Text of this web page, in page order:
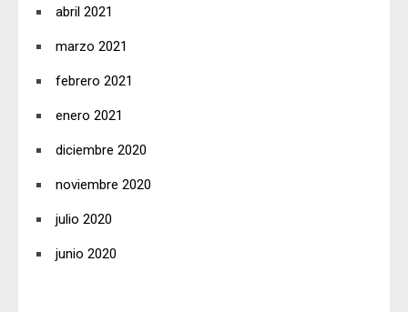
abril 2021
marzo 2021
febrero 2021
enero 2021
diciembre 2020
noviembre 2020
julio 2020
junio 2020